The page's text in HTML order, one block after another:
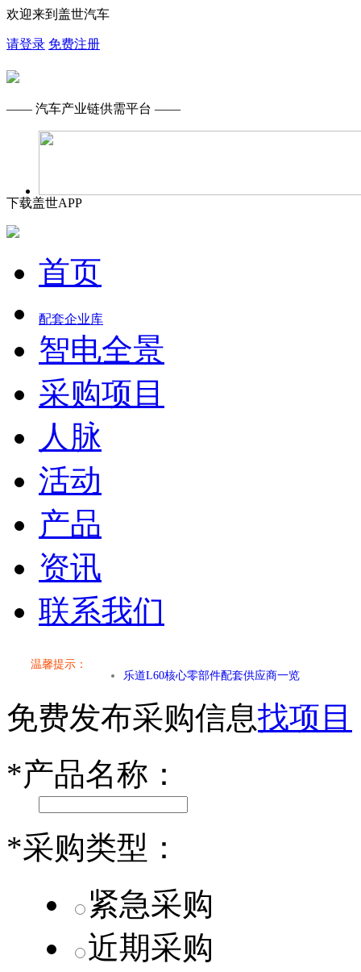
欢迎来到盖世汽车
请登录 免费注册
—— 汽车产业链供需平台 ——
下载盖世APP
首页
配套企业库
智电全景
采购项目
人脉
活动
产品
资讯
联系我们
温馨提示：
乐道L60核心零部件配套供应商一览
第二代 AION V核心零部件配套供应商一览
乐道L60核心零部件配套供应商一览
免费发布采购信息找项目
*产品名称：
*采购类型：
紧急采购
近期采购